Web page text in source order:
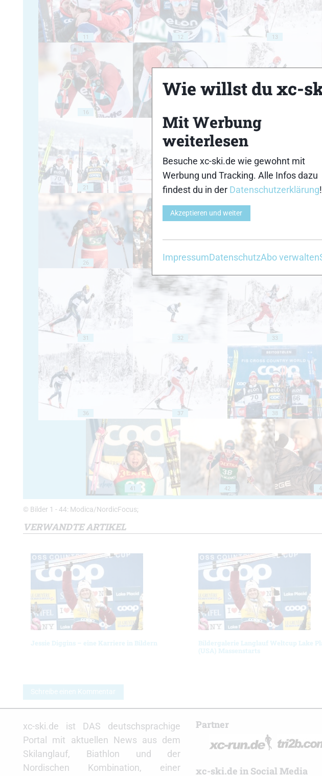
11 12 13
16
21 22 23
26 27 28
31 32 33
36 37 38
41 42
© Bilder 1 - 44: Modica/NordicFocus;
VERWANDTE ARTIKEL
Jessie Diggins – eine Karriere in Bildern
Bildergalerie Langlauf Weltcup Lake
(USA) Massenstarts
Schreibe einen Kommentar
xc-ski.de ist DAS deutschsprachige
Portal mit aktuellen News aus dem
Skilanglauf, Biathlon und der
Nordischen Kombination, einer
Partner
xc-ski.de in Social Media
Wie willst du xc-
Mit Werbung
weiterlesen
Besuche xc-ski.de wie gewohnt mit
Werbung und Tracking. Alle Infos dazu
findest du in der Datenschutzerklärung!
Akzeptieren und weiter
ImpressumDatenschutzAbo verwalten